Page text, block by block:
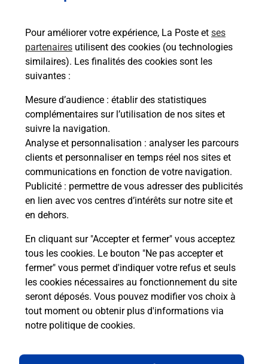
Pour améliorer votre expérience, La Poste et ses
partenaires utilisent des cookies (ou technologies
similaires). Les finalités des cookies sont les
suivantes :
Mesure d’audience : établir des statistiques
complémentaires sur l’utilisation de nos sites et
suivre la navigation.
Analyse et personnalisation : analyser les parcours
clients et personnaliser en temps réel nos sites et
communications en fonction de votre navigation.
Publicité : permettre de vous adresser des publicités
en lien avec vos centres d’intérêts sur notre site et
en dehors.
En cliquant sur "Accepter et fermer" vous acceptez
tous les cookies. Le bouton "Ne pas accepter et
fermer" vous permet d'indiquer votre refus et seuls
les cookies nécessaires au fonctionnement du site
seront déposés. Vous pouvez modifier vos choix à
tout moment ou obtenir plus d'informations via
notre politique de cookies.
bureau de Poste ?
Comment demander une
Comment La Poste participe-t-elle
à votre sécurité au quotidien ?
Puis-je passer mon code de la route
avec La Poste et sous quelles
Liste Allier AINAY LE CHATEAU
Plan du site